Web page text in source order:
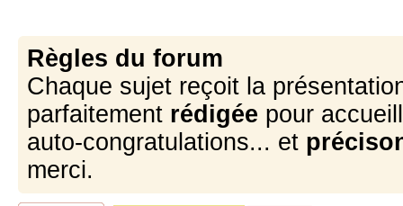
Règles du forum
Chaque sujet reçoit la
parfaitement rédigée pour
auto-congratulations... et
merci.